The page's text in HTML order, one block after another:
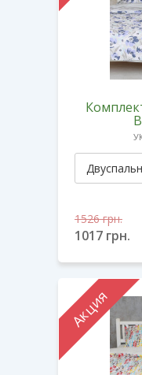
1526грн.
1017 грн.
Акция